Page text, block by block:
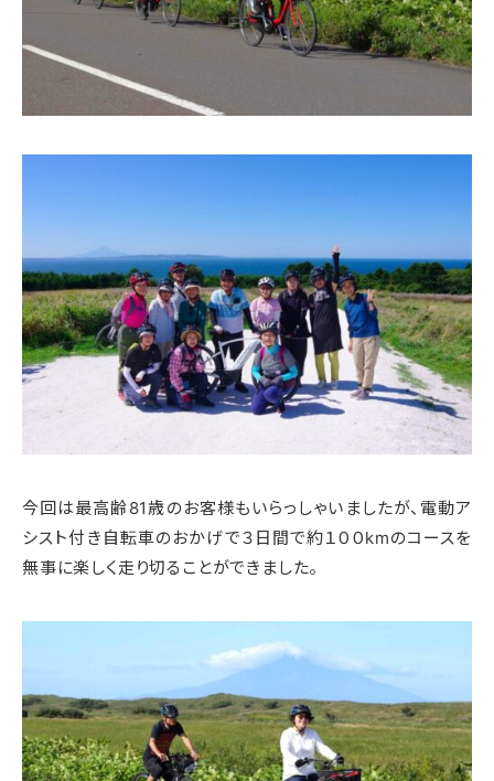
今回は最高齢81歳のお客様もいらっしゃいましたが、電動ア
シスト付き自転車のおかげで３日間で約１００kmのコースを
無事に楽しく走り切ることができました。